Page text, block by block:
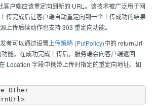
客户端应该重定向到新的 URL。该技术被广泛用于网
传完成后让客户端自动重定向到一个上传成功的结果
上传后续动作也支持 303 重定向功能。
者可以通过设置 上传策略 (PutPolicy)中的 returnUrl
能。在成功完成上传后，服务端会向客户端返回
Location 字段中携带上传时指定的重定向地址。如
Other